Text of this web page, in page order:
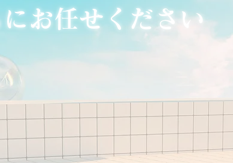
お任せください